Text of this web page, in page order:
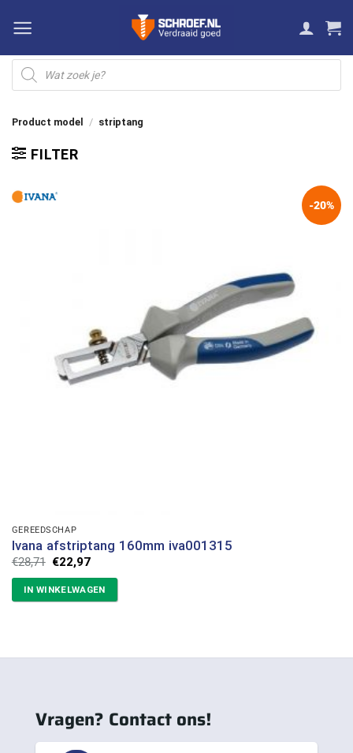
naar
inhoud
Producten
zoeken
Product model / striptang
FILTER
-20%
GEREEDSCHAP
Ivana afstriptang 160mm iva001315
€28,71 Oorspronkelijke
prijs
was:
€28,71.
€22,97Huidige
is:
€22,97.
IN WINKELWAGEN
Vragen? Contact ons!